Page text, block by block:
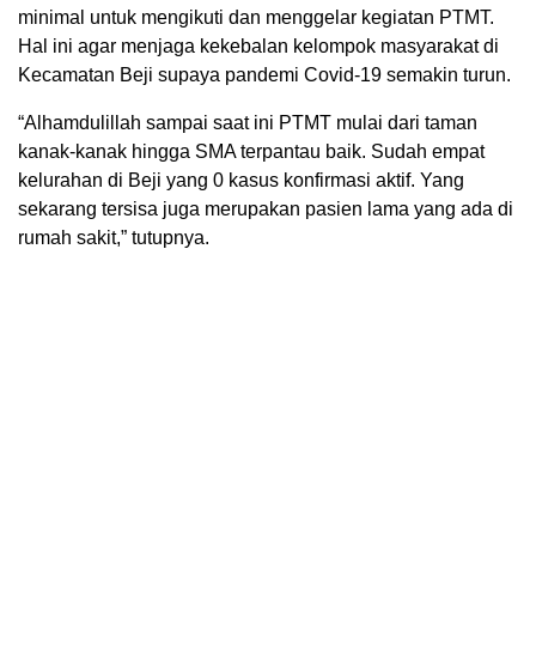
minimal untuk mengikuti dan menggelar kegiatan PTMT.
Hal ini agar menjaga kekebalan kelompok masyarakat di
Kecamatan Beji supaya pandemi Covid-19 semakin turun.
“Alhamdulillah sampai saat ini PTMT mulai dari taman
kanak-kanak hingga SMA terpantau baik. Sudah empat
kelurahan di Beji yang 0 kasus konfirmasi aktif. Yang
sekarang tersisa juga merupakan pasien lama yang ada di
rumah sakit,” tutupnya.